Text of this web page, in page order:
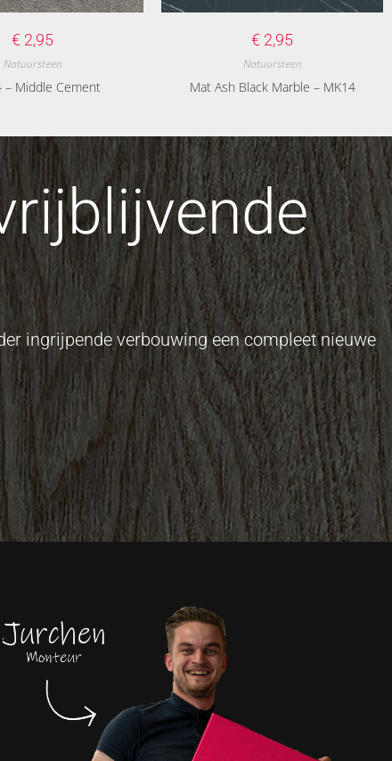
€ 2,95
Natuursteen
– Middle Cement
€ 2,95
Natuursteen
Mat Ash Black Marble – MK14
ingrijpende verbouwing een compleet nieuwe